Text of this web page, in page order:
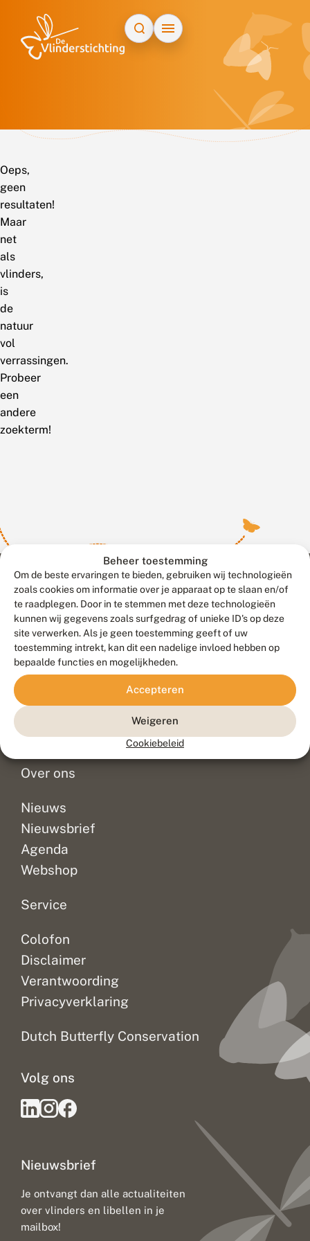
Beheer toestemming
Om de beste ervaringen te bieden, gebruiken wij technologieën
zoals cookies om informatie over je apparaat op te slaan en/of
te raadplegen. Door in te stemmen met deze technologieën
kunnen wij gegevens zoals surfgedrag of unieke ID's op deze
site verwerken. Als je geen toestemming geeft of uw
toestemming intrekt, kan dit een nadelige invloed hebben op
bepaalde functies en mogelijkheden.
Accepteren
Weigeren
Cookiebeleid
Oeps,
geen
resultaten!
Maar
net
als
vlinders,
is
de
natuur
vol
verrassingen.
Probeer
een
andere
zoekterm!
Contact
Veelgestelde vragen
Doneer
Over ons
Nieuws
Nieuwsbrief
Agenda
Webshop
Service
Colofon
Disclaimer
Verantwoording
Privacyverklaring
Dutch Butterfly Conservation
Nieuwsbrief
Je ontvangt dan alle actualiteiten
over vlinders en libellen in je
mailbox!
Volg ons
Meld waarnemingen© 2026 Vlinderstichting
Duurzaam ontwikkeld door
Go2People
, ontworpen door
Blue Field Agency
Privacy
Disclaimer
Sitemap